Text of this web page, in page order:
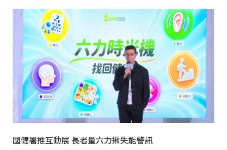
國健署推互動展 長者量六力揪失能警訊